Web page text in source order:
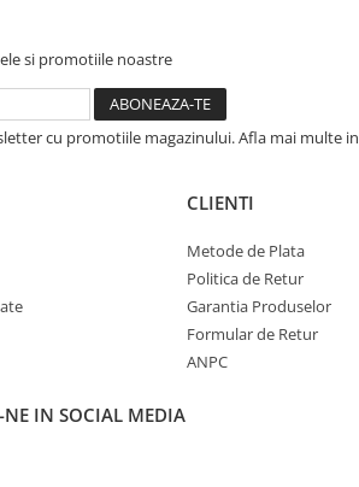
si promotiile noastre
cu promotiile magazinului. Afla mai multe in
CLIENTI
Metode de Plata
Politica de Retur
Garantia Produselor
Formular de Retur
ANPC
NE IN SOCIAL MEDIA